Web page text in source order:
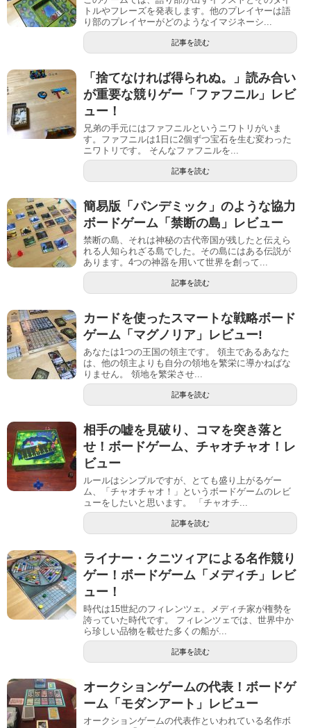
トルやフレーズを発表します。他のプレイヤーは語
り部のプレイヤーがどのようなイマジネーシ...
記事を読む
「捨てなければ得られぬ。」読み合い
が重要な競りゲー「ファフニル」レビ
ュー！
兄弟の手元にはファフニルというニワトリがいま
す。ファフニルは1日に2個ずつ宝石を生む変わった
ニワトリです。 そんなファフニルを...
記事を読む
簡易版「パンデミック」のような協力
ボードゲーム「禁断の島」レビュー
禁断の島、それは神秘の古代帝国が残したと伝えら
れる人知られざる島でした。その島にはある伝説が
あります。4つの神器を用いて世界を創って...
記事を読む
カードを使ったスマートな戦略ボード
ゲーム「マグノリア」レビュー!
あなたは1つの王国の領主です。 領主であるあなた
は、他の領主よりも自分の領地を繁栄に導かねばな
りません。 領地を繁栄させ...
記事を読む
相手の嘘を見破り、コマを突き落と
せ！ボードゲーム、チャオチャオ！レ
ビュー
ルールはシンプルですが、とても盛り上がるゲー
ム、「チャオチャオ！」というボードゲームのレビ
ューをしたいと思います。 「チャオチ...
記事を読む
ライナー・クニツィアによる名作競り
ゲー！ボードゲーム「メディチ」レビ
ュー！
時代は15世紀のフィレンツェ。メディチ家が権勢を
誇っていた時代です。 フィレンツェでは、世界中か
ら珍しい品物を載せた多くの船が...
記事を読む
オークションゲームの代表！ボードゲ
ーム「モダンアート」レビュー
オークションゲームの代表作といわれている名作ボ